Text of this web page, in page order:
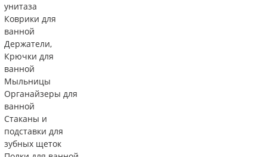
унитаза
Коврики для
ванной
Держатели,
Крючки для
ванной
Мыльницы
Органайзеры для
ванной
Стаканы и
подставки для
зубных щеток